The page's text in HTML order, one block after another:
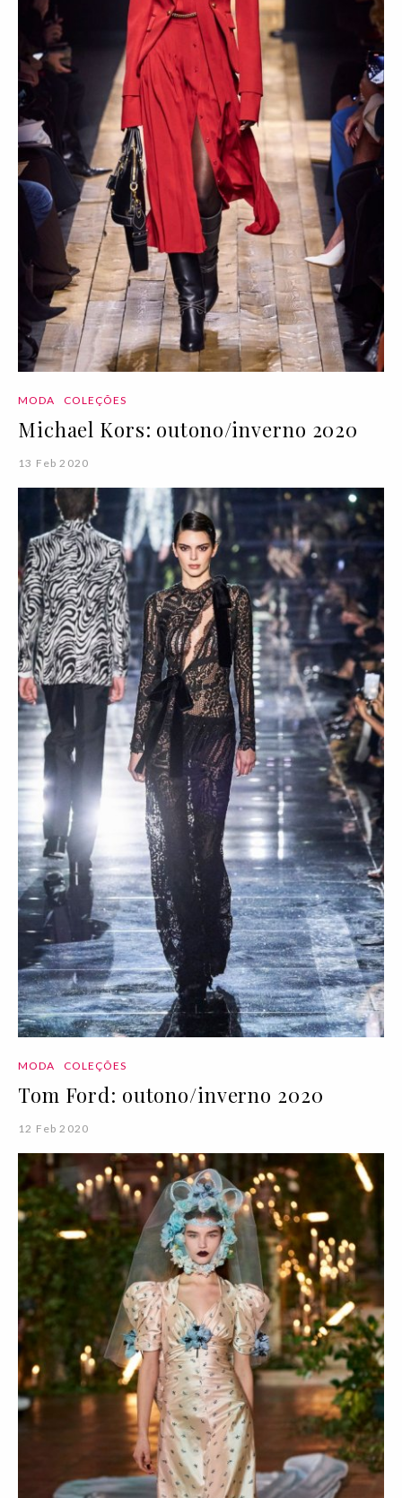
MODA COLEÇÕES
Michael Kors: outono/inverno 2020
13 Feb 2020
MODA COLEÇÕES
Tom Ford: outono/inverno 2020
12 Feb 2020